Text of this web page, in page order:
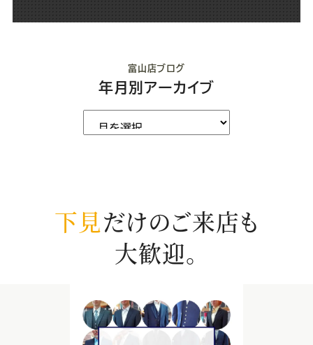
富山店ブログ
年月別アーカイブ
下見だけのご来店も
大歓迎。